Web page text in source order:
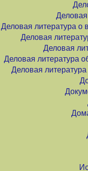
Деловая
Деловая литература о
Деловая
Деловая
Деловая литература
Деловая